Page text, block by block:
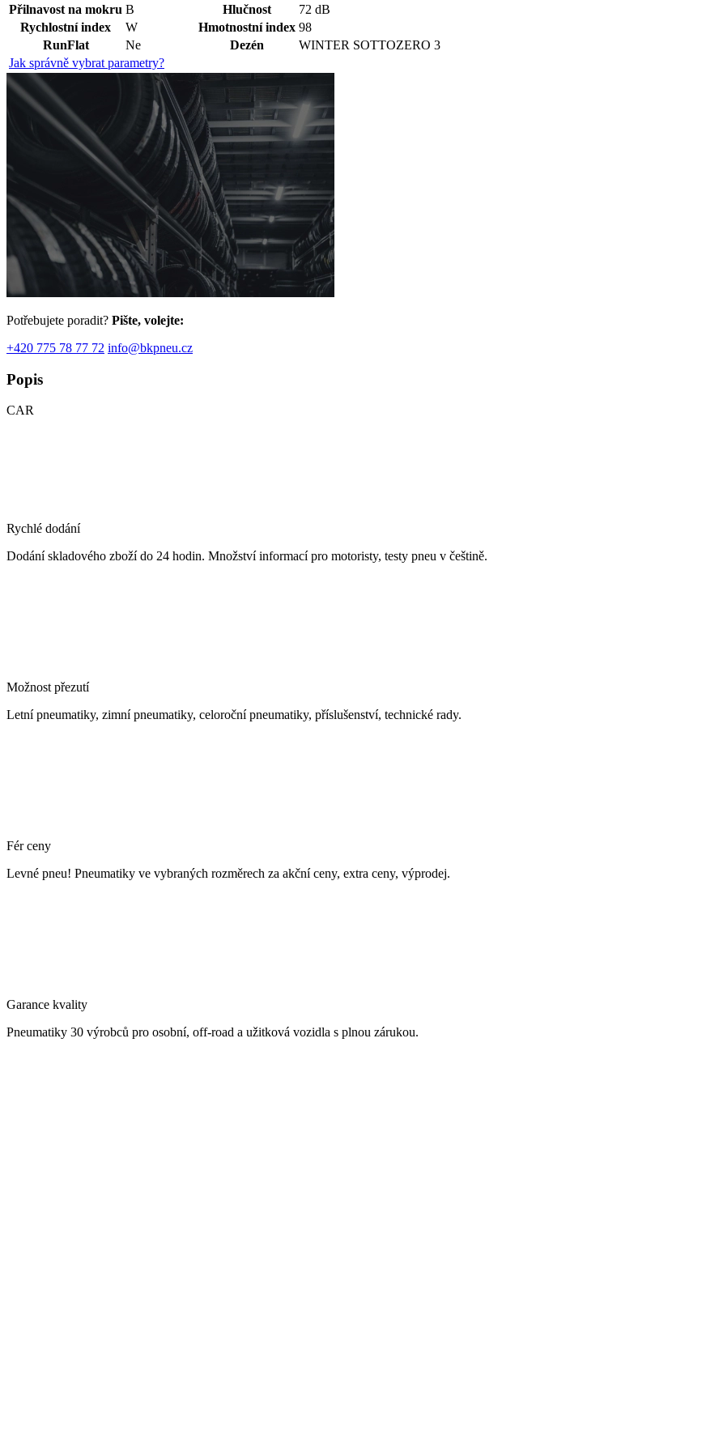
Přilnavost na mokru B Hlučnost
72 dB
Rychlostní index
W Hmotnostní index 98
RunFlat
Ne Dezén
WINTER SOTTOZERO 3
Jak správně vybrat parametry?
Potřebujete poradit? Pište, volejte:
+420 775 78 77 72 info@bkpneu.cz
Popis
CAR
Rychlé dodání
Dodání skladového zboží do 24 hodin. Množství informací pro motoristy, testy pneu v češtině.
Možnost přezutí
Letní pneumatiky, zimní pneumatiky, celoroční pneumatiky, příslušenství, technické rady.
Fér ceny
Levné pneu! Pneumatiky ve vybraných rozměrech za akční ceny, extra ceny, výprodej.
Garance kvality
Pneumatiky 30 výrobců pro osobní, off-road a užitková vozidla s plnou zárukou.